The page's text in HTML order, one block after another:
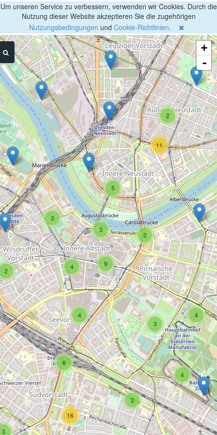
Um unseren Service zu verbessern, verwenden wir Cookies. Durch die
Nutzung dieser Website akzeptieren Sie die zugehörigen
Nutzungsbedingungen und Cookie-Richtlinien.
2
11
3
2
16
3
6
4
4
3
3
2
5
9
2
4
4
+
-